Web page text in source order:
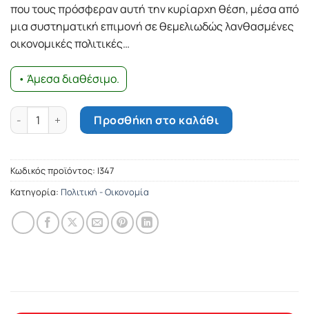
που τους πρόσφεραν αυτή την κυρίαρχη θέση, μέσα από
μια συστηματική επιμονή σε θεμελιωδώς λανθασμένες
οικονομικές πολιτικές…
• Άμεσα διαθέσιμο.
Πως χάθηκε η Δύση ποσότηταΠροσθήκη στο καλάθι
Κωδικός προϊόντος: Ι347
Κατηγορία: Πολιτική - Οικονομία